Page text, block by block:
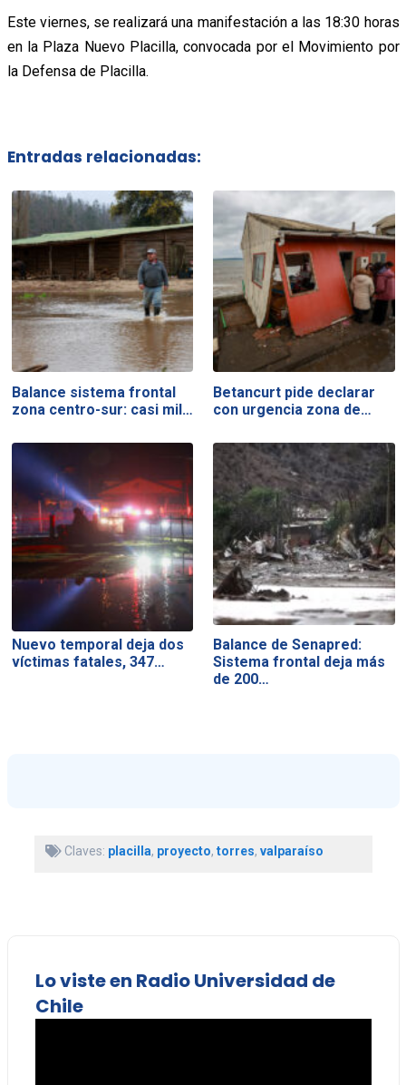
Este viernes, se realizará una manifestación a las 18:30 horas
en la Plaza Nuevo Placilla, convocada por el Movimiento por
la Defensa de Placilla.
Entradas relacionadas:
Balance sistema frontal
zona centro-sur: casi mil…
Betancurt pide declarar
con urgencia zona de…
Nuevo temporal deja dos
víctimas fatales, 347…
Balance de Senapred:
Sistema frontal deja más
de 200…
Claves: placilla, proyecto, torres, valparaíso
Lo viste en Radio Universidad de
Chile